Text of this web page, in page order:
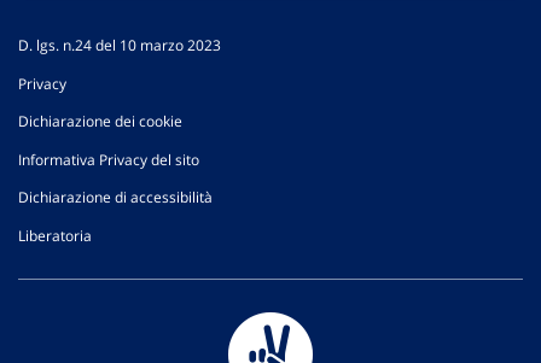
D. lgs. n.24 del 10 marzo 2023
Privacy
Dichiarazione dei cookie
Informativa Privacy del sito
Dichiarazione di accessibilità
Liberatoria